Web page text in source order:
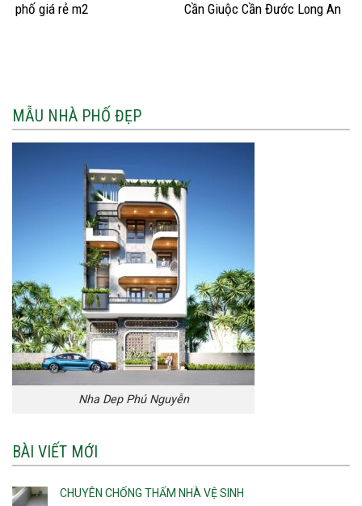
phố giá rẻ m2
Cần Giuộc Cần Đước Long An
MẪU NHÀ PHỐ ĐẸP
Nha Dep Phú Nguyễn
BÀI VIẾT MỚI
CHUYÊN CHỐNG THẤM NHÀ VỆ SINH